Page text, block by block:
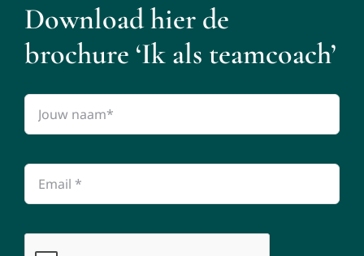
Download hier de
brochure ‘Ik als teamcoach’